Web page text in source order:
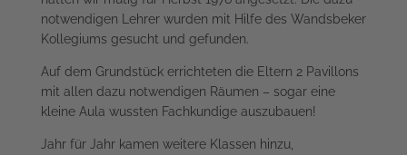
notwendigen Lehrer wurden mit Hilfe des Wandsbeker
Kollegiums gesucht und gefunden.
Auf dem Grundstück errichteten die Eltern 2 Pavillons
mit allen dazu notwendigen Räumen – sogar eine
kleine Aula wussten Fachkundige auszubauen!
Jahr für Jahr kamen weitere Klassen hinzu,